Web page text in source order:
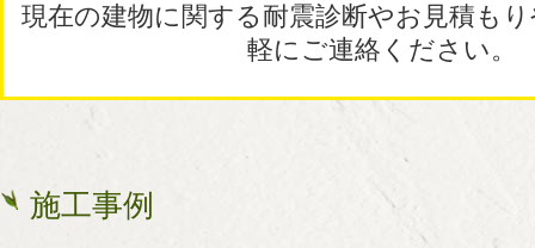
現在の建物に関する耐震診断やお見積も
軽にご連絡ください。
施工事例